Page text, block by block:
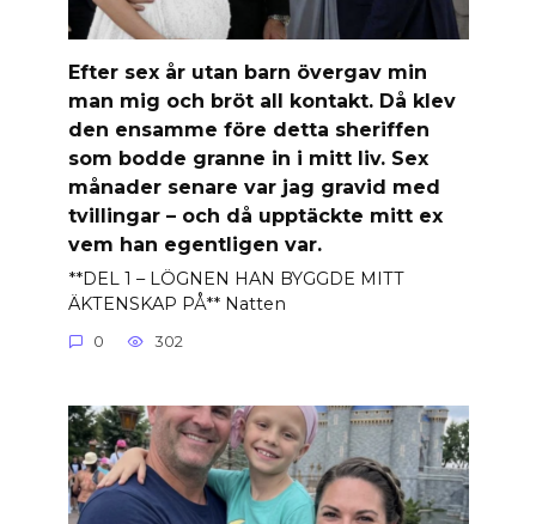
Efter sex år utan barn övergav min
man mig och bröt all kontakt. Då klev
den ensamme före detta sheriffen
som bodde granne in i mitt liv. Sex
månader senare var jag gravid med
tvillingar – och då upptäckte mitt ex
vem han egentligen var.
**DEL 1 – LÖGNEN HAN BYGGDE MITT
ÄKTENSKAP PÅ** Natten
0 302